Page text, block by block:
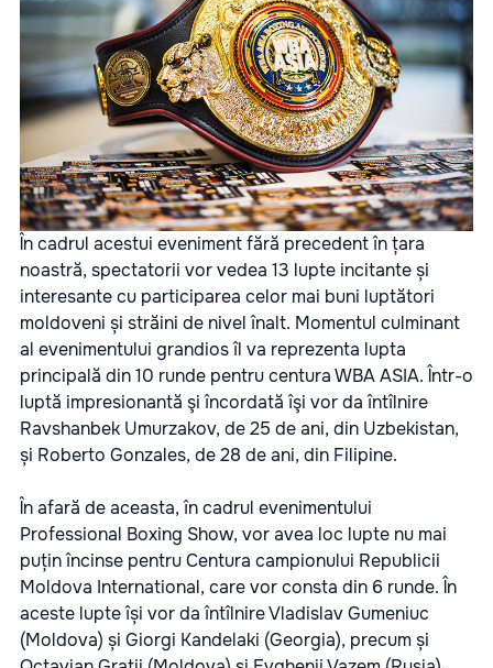
În cadrul acestui eveniment fără precedent în țara
noastră, spectatorii vor vedea 13 lupte incitante și
interesante cu participarea celor mai buni luptători
moldoveni și străini de nivel înalt. Momentul culminant
al evenimentului grandios îl va reprezenta lupta
principală din 10 runde pentru centura WBA ASIA. Într-o
luptă impresionantă şi încordată îşi vor da întîlnire
Ravshanbek Umurzakov, de 25 de ani, din Uzbekistan,
și Roberto Gonzales, de 28 de ani, din Filipine.
În afară de aceasta, în cadrul evenimentului
Professional Boxing Show, vor avea loc lupte nu mai
puțin încinse pentru Centura campionului Republicii
Moldova International, care vor consta din 6 runde. În
aceste lupte își vor da întîlnire Vladislav Gumeniuc
(Moldova) și Giorgi Kandelaki (Georgia), precum și